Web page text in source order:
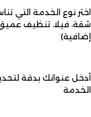
اختر نوع الخدمة التي
شقة، فيلا، تنظيف
إضافية)
أدخل عنوانك بدقة
الخدمة